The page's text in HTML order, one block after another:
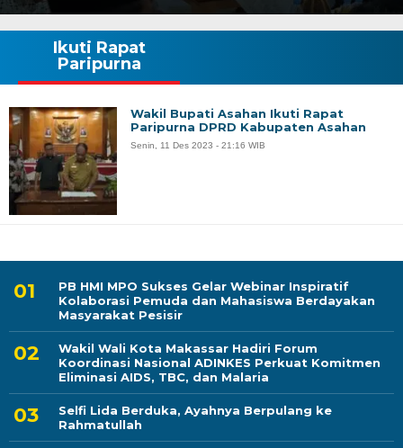
PB HMI MPO Sukses Gelar Webinar Inspiratif
Kolaborasi Pemuda dan Mahasiswa Berdayakan
Masyarakat Pesisir
Wakil Wali Kota Makassar Hadiri Forum
Koordinasi Nasional ADINKES Perkuat Komitmen
Eliminasi AIDS, TBC, dan Malaria
Selfi Lida Berduka, Ayahnya Berpulang ke
Rahmatullah
Ikuti Rapat
Paripurna
Wakil Bupati Asahan Ikuti Rapat
Paripurna DPRD Kabupaten Asahan
Senin, 11 Des 2023 - 21:16 WIB